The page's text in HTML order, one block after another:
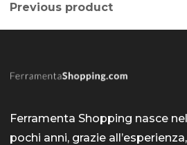
Previous product
Ferramenta Shopping nasce
pochi anni, grazie